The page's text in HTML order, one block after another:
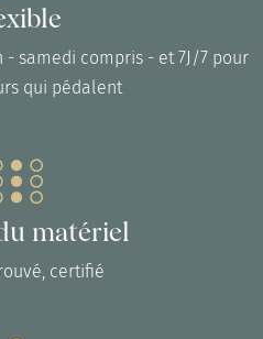
- samedi compris - et 7J/7 pour
qui pédalent
matériel
certifié